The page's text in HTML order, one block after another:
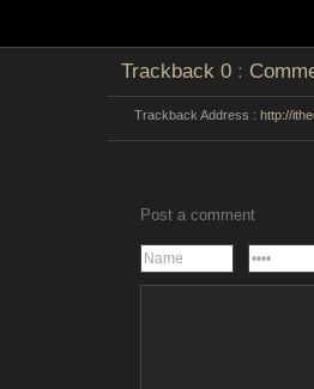
Trackback 0 :
Trackback Address : http://
Post a comment